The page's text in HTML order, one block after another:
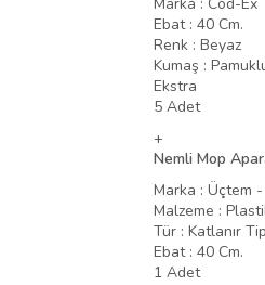
Ebat : 40 Cm.
Renk : Beyaz
Kumaş :
Ekstra
5 Adet
+
Nemli Mop
Marka : Üçtem
Malzeme :
Tür : Katlanır
Ebat : 40 Cm.
1 Adet